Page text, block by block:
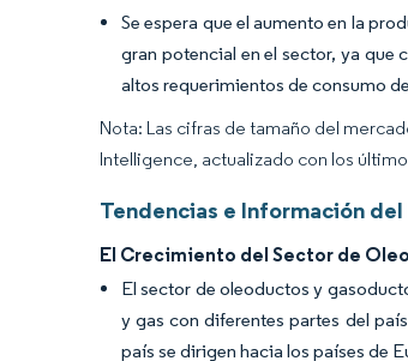
Se espera que el aumento en la
gran potencial en el sector, ya que
altos requerimientos de consumo
Nota: Las cifras de tamaño del
Intelligence, actualizado con los
Tendencias e Información
El Crecimiento del Sector de
El sector de oleoductos y
y gas con diferentes partes del
país se dirigen hacia los países de